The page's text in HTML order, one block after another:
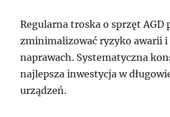
Regularna troska o sprzęt AGD
zminimalizować ryzyko awarii i
naprawach. Systematyczna
najlepsza inwestycja w
urządzeń.